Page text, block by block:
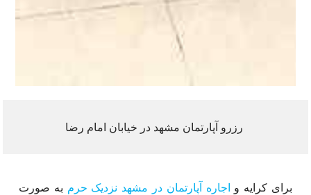
رزرو آپارتمان مشهد در خیابان امام رضا
برای کرایه و اجاره آپارتمان در مشهد نزدیک حرم به صورت